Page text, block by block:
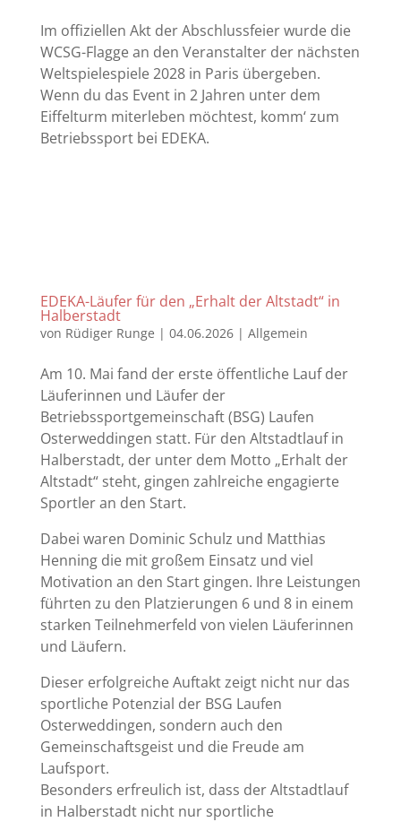
Im offiziellen Akt der Abschlussfeier wurde die
WCSG-Flagge an den Veranstalter der nächsten
Weltspielespiele 2028 in Paris übergeben.
Wenn du das Event in 2 Jahren unter dem
Eiffelturm miterleben möchtest, komm‘ zum
Betriebssport bei EDEKA.
EDEKA-Läufer für den „Erhalt der Altstadt“ in
Halberstadt
von Rüdiger Runge | 04.06.2026| Allgemein
Am 10. Mai fand der erste öffentliche Lauf der
Läuferinnen und Läufer der
Betriebssportgemeinschaft (BSG) Laufen
Osterweddingen statt. Für den Altstadtlauf in
Halberstadt, der unter dem Motto „Erhalt der
Altstadt“ steht, gingen zahlreiche engagierte
Sportler an den Start.
Dabei waren Dominic Schulz und Matthias
Henning die mit großem Einsatz und viel
Motivation an den Start gingen. Ihre Leistungen
führten zu den Platzierungen 6 und 8 in einem
starken Teilnehmerfeld von vielen Läuferinnen
und Läufern.
Dieser erfolgreiche Auftakt zeigt nicht nur das
sportliche Potenzial der BSG Laufen
Osterweddingen, sondern auch den
Gemeinschaftsgeist und die Freude am
Laufsport.
Besonders erfreulich ist, dass der Altstadtlauf
in Halberstadt nicht nur sportliche